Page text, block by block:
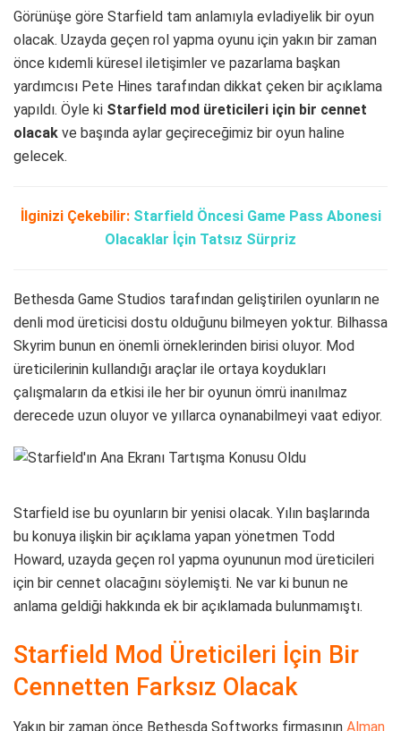
Görünüşe göre Starfield tam anlamıyla evladiyelik bir oyun
olacak. Uzayda geçen rol yapma oyunu için yakın bir zaman
önce kıdemli küresel iletişimler ve pazarlama başkan
yardımcısı Pete Hines tarafından dikkat çeken bir açıklama
yapıldı. Öyle ki Starfield mod üreticileri için bir cennet
olacak ve başında aylar geçireceğimiz bir oyun haline
gelecek.
İlginizi Çekebilir: Starfield Öncesi Game Pass Abonesi
Olacaklar İçin Tatsız Sürpriz
Bethesda Game Studios tarafından geliştirilen oyunların ne
denli mod üreticisi dostu olduğunu bilmeyen yoktur. Bilhassa
Skyrim bunun en önemli örneklerinden birisi oluyor. Mod
üreticilerinin kullandığı araçlar ile ortaya koydukları
çalışmaların da etkisi ile her bir oyunun ömrü inanılmaz
derecede uzun oluyor ve yıllarca oynanabilmeyi vaat ediyor.
Starfield ise bu oyunların bir yenisi olacak. Yılın başlarında
bu konuya ilişkin bir açıklama yapan yönetmen Todd
Howard, uzayda geçen rol yapma oyununun mod üreticileri
için bir cennet olacağını söylemişti. Ne var ki bunun ne
anlama geldiği hakkında ek bir açıklamada bulunmamıştı.
Starfield Mod Üreticileri İçin Bir
Cennetten Farksız Olacak
Yakın bir zaman önce Bethesda Softworks firmasının Alman